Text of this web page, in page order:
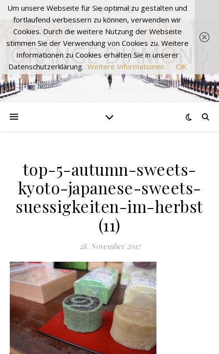
ORANGE DIAMOND
top-5-autumn-sweets-
kyoto-japanese-sweets-
suessigkeiten-im-herbst
(11)
28. November 2017
Um unsere Webseite für Sie optimal zu gestalten und
fortlaufend verbessern zu können, verwenden wir
Cookies. Durch die weitere Nutzung der Webseite
stimmen Sie der Verwendung von Cookies zu. Weitere
Informationen zu Cookies erhalten Sie in unserer
Datenschutzerklärung. Weitere Informationen OK